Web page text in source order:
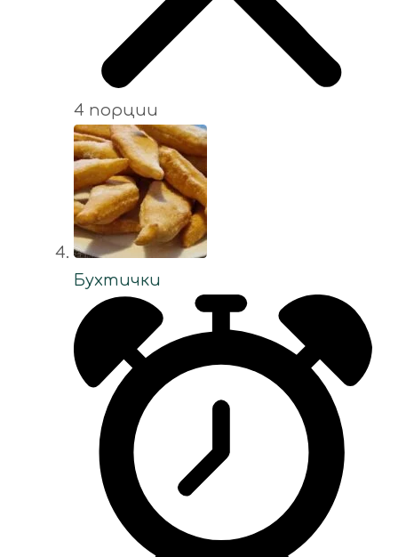
4 порции
Бухтички